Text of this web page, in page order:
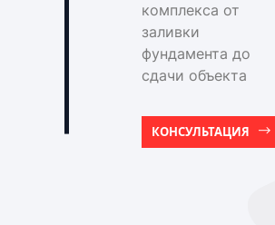
комплекса от
заливки
фундамента до
сдачи объекта
КОНСУЛЬТАЦИЯ